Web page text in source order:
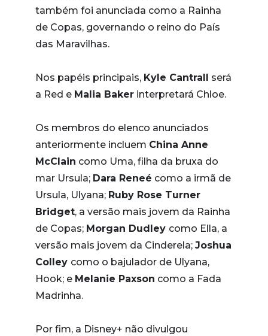
também foi anunciada como a Rainha
de Copas, governando o reino do País
das Maravilhas.
Nos papéis principais, Kyle Cantrall será
a Red e Malia Baker interpretará Chloe.
Os membros do elenco anunciados
anteriormente incluem China Anne
McClain como Uma, filha da bruxa do
mar Ursula; Dara Reneé como a irmã de
Ursula, Ulyana; Ruby Rose Turner
Bridget, a versão mais jovem da Rainha
de Copas; Morgan Dudley como Ella, a
versão mais jovem da Cinderela; Joshua
Colley como o bajulador de Ulyana,
Hook; e Melanie Paxson como a Fada
Madrinha.
Por fim, a Disney+ não divulgou